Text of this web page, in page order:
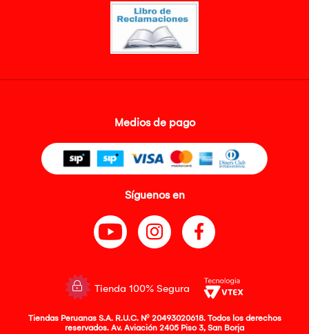
Medios de pago
Síguenos en
Tienda 100% Segura
Tiendas Peruanas S.A. R.U.C. Nº 20493020618. Todos los derechos
reservados. Av. Aviación 2405 Piso 3, San Borja